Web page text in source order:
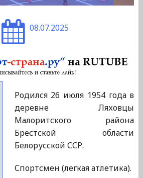
08.07.2025
Родился 26 июля 1954 года в
деревне Ляховцы
Малоритского района
Брестской области
Белорусской ССР.
Спортсмен (легкая атлетика).